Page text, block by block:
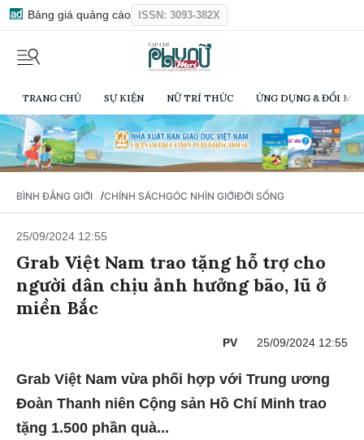
Bảng giá quảng cáo ISSN: 3093-382X
TRANG CHỦ SỰ KIỆN NỮ TRÍ THỨC ỨNG DỤNG & ĐỔI
BÌNH ĐẲNG GIỚI /CHÍNH SÁCHGÓC NHÌN GIỚIĐỜI SỐNG
25/09/2024 12:55
Grab Việt Nam trao tặng hỗ trợ cho
người dân chịu ảnh hưởng bão, lũ ở
miền Bắc
PV 25/09/2024 12:55
Grab Việt Nam vừa phối hợp với Trung ương
Đoàn Thanh niên Cộng sản Hồ Chí Minh trao
tặng 1.500 phần quà...